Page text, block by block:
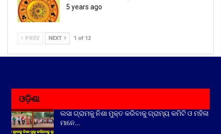
5 years ago
PREV NEXT 1 of 12
ଓଡ଼ିଶା
ଲସା ଗ୍ରାମକୁ ନିଶା ମୁକ୍ତ କରିବାକୁ ଗ୍ରାମ୍ୟ କମିଟି ଓ ମହିଳା
ମାନେ…